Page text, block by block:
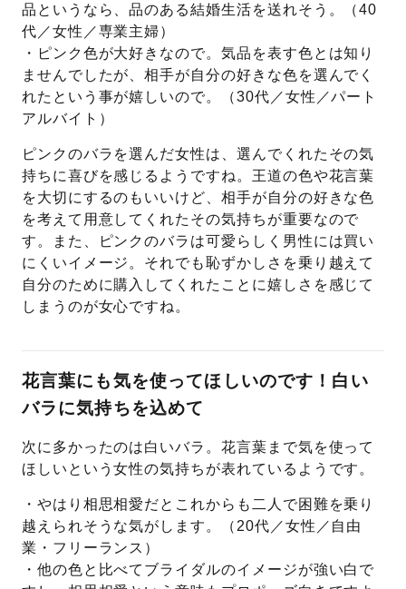
品というなら、品のある結婚生活を送れそう。（40
代／女性／専業主婦）
・ピンク色が大好きなので。気品を表す色とは知り
ませんでしたが、相手が自分の好きな色を選んでく
れたという事が嬉しいので。（30代／女性／パート
アルバイト）
ピンクのバラを選んだ女性は、選んでくれたその気
持ちに喜びを感じるようですね。王道の色や花言葉
を大切にするのもいいけど、相手が自分の好きな色
を考えて用意してくれたその気持ちが重要なので
す。また、ピンクのバラは可愛らしく男性には買い
にくいイメージ。それでも恥ずかしさを乗り越えて
自分のために購入してくれたことに嬉しさを感じて
しまうのが女心ですね。
花言葉にも気を使ってほしいのです！白い
バラに気持ちを込めて
次に多かったのは白いバラ。花言葉まで気を使って
ほしいという女性の気持ちが表れているようです。
・やはり相思相愛だとこれからも二人で困難を乗り
越えられそうな気がします。（20代／女性／自由
業・フリーランス）
・他の色と比べてブライダルのイメージが強い白で